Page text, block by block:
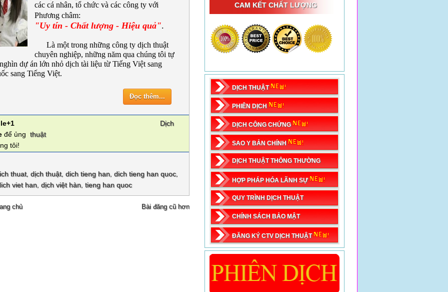
các cá nhân, tổ chức và các công ty với
Phương châm:
"Uy tín - Chất lượng - Hiệu quả".
Là một trong những công ty dịch thuật
chuyên nghiệp, những năm qua chúng tôi tự
dự án lớn nhỏ dịch tài liệu từ Tiếng Việt sang
sang Tiếng Việt.
Đọc thêm...
để ủng
tôi!
Dịch
thuật
thuat, dịch thuật, dich tieng han dich tieng han quoc,
viet han dịch việt hàn tieng han quoc
Bài đăng cũ hơn
chủ
CAM KẾT CHẤT LƯỢNG
DỊCH THUẬT
PHIÊN DỊCH
DỊCH CÔNG CHỨNG
SAO Y BẢN CHÍNH
DỊCH THUẬT THÔNG THƯỜNG
HỢP PHÁP HÓA LÃNH SỰ
QUY TRÌNH DỊCH THUẬT
CHÍNH SÁCH BẢO MẬT
ĐĂNG KÝ CTV DỊCH THUẬT